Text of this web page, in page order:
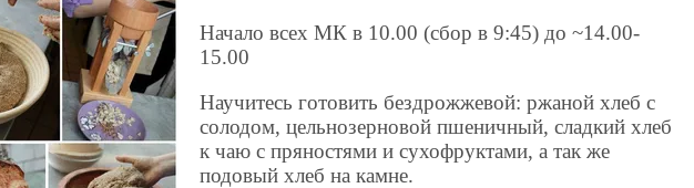
Начало всех МК в 10.00 (сбор в 9:45) до ~14.00-
15.00
Научитесь готовить бездрожжевой: ржаной хлеб с
солодом, цельнозерновой пшеничный, сладкий хлеб
к чаю с пряностями и сухофруктами, а так же
подовый хлеб на камне.